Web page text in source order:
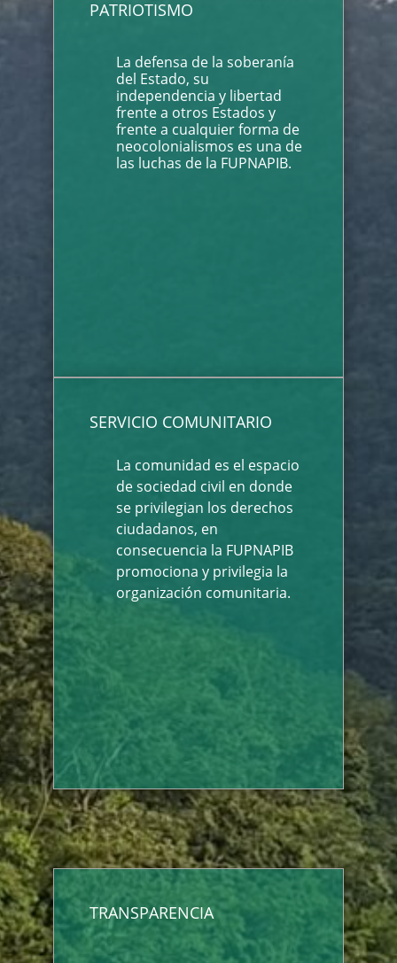
PATRIOTISMO
La defensa de la soberanía
del Estado, su
independencia y libertad
frente a otros Estados y
frente a cualquier forma de
neocolonialismos es una de
las luchas de la FUPNAPIB.
SERVICIO COMUNITARIO
La comunidad es el espacio
de sociedad civil en donde
se privilegian los derechos
ciudadanos, en
consecuencia la FUPNAPIB
promociona y privilegia la
organización comunitaria.
TRANSPARENCIA